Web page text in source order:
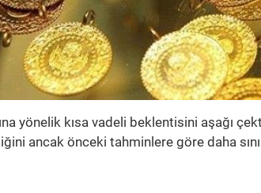
yönelik kısa vadeli beklentisini aşağı
ancak önceki tahminlere göre daha